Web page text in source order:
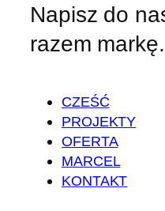
Napisz do
razem markę.
CZEŚĆ
PROJEKTY
OFERTA
MARCEL
KONTAKT